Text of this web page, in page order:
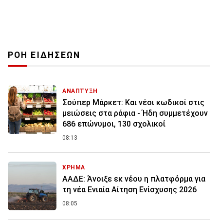
ΡΟΗ ΕΙΔΗΣΕΩΝ
ΑΝΑΠΤΥΞΗ
Σούπερ Μάρκετ: Και νέοι κωδικοί στις
μειώσεις στα ράφια - Ήδη συμμετέχουν
686 επώνυμοι, 130 σχολικοί
08:13
ΧΡΗΜΑ
ΑΑΔΕ: Άνοιξε εκ νέου η πλατφόρμα για
τη νέα Ενιαία Αίτηση Ενίσχυσης 2026
08:05